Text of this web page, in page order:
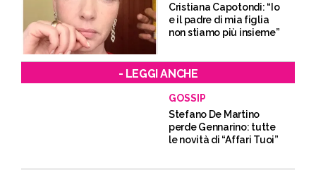
Cristiana Capotondi: “Io
e il padre di mia figlia
non stiamo più insieme”
- LEGGI ANCHE
GOSSIP
Stefano De Martino
perde Gennarino: tutte
le novità di “Affari Tuoi”